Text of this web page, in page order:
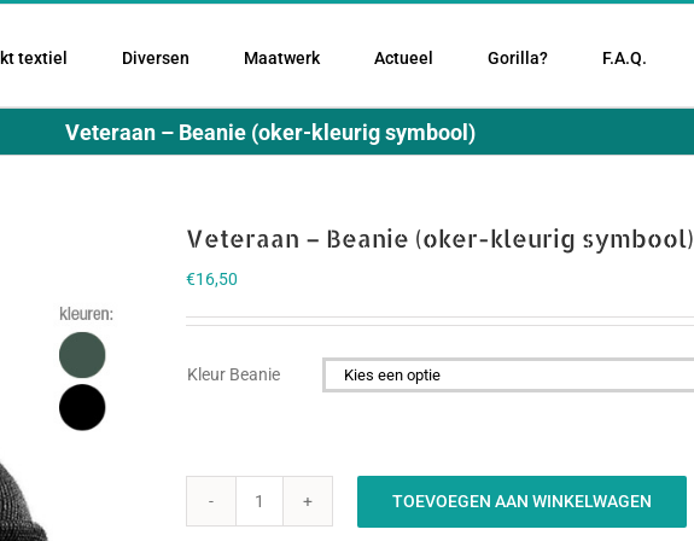
textiel Diversen Maatwerk Actueel Gorilla? F.A.Q.
Veteraan – Beanie (oker-kleurig symbool)
Veteraan – Beanie (oker-kleurig symbool)
€16,50
Kleur Beanie
Veteraan
TOEVOEGEN AAN WINKELWAGEN